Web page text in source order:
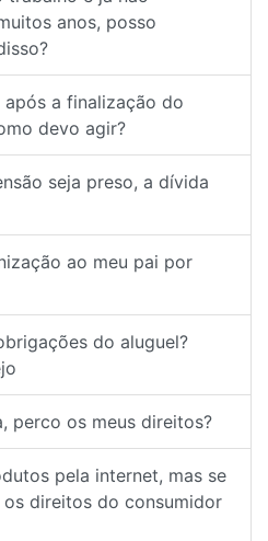
anos, posso
a finalização do
devo agir?
seja preso, a dívida
ao meu pai por
do aluguel?
perco os meus direitos?
pela internet, mas se
os direitos do consumidor